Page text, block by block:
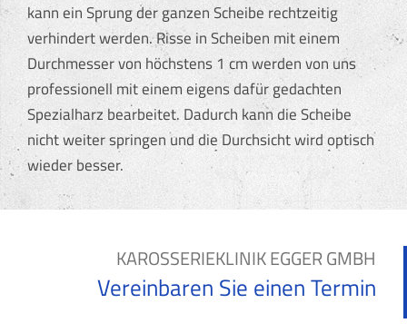
kann ein Sprung der ganzen Scheibe rechtzeitig
verhindert werden. Risse in Scheiben mit einem
Durchmesser von höchstens 1 cm werden von uns
professionell mit einem eigens dafür gedachten
Spezialharz bearbeitet. Dadurch kann die Scheibe
nicht weiter springen und die Durchsicht wird optisch
wieder besser.
KAROSSERIEKLINIK EGGER GMBH
Vereinbaren Sie einen Termin